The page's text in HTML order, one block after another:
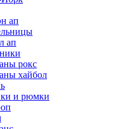
ап
ап
рокс
хайбол
и рюмки